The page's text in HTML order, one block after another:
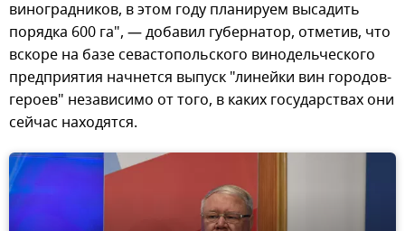
виноградников, в этом году планируем высадить
порядка 600 га", — добавил губернатор, отметив, что
вскоре на базе севастопольского винодельческого
предприятия начнется выпуск "линейки вин городов-
героев" независимо от того, в каких государствах они
сейчас находятся.